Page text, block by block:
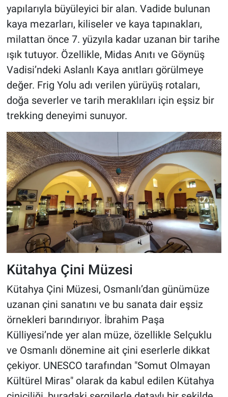
yapılarıyla büyüleyici bir alan. Vadide bulunan
kaya mezarları, kiliseler ve kaya tapınakları,
milattan önce 7. yüzyıla kadar uzanan bir tarihe
ışık tutuyor. Özellikle, Midas Anıtı ve Göynüş
Vadisi’ndeki Aslanlı Kaya anıtları görülmeye
değer. Frig Yolu adı verilen yürüyüş rotaları,
doğa severler ve tarih meraklıları için eşsiz bir
trekking deneyimi sunuyor.
Kütahya Çini Müzesi
Kütahya Çini Müzesi, Osmanlı’dan günümüze
uzanan çini sanatını ve bu sanata dair eşsiz
örnekleri barındırıyor. İbrahim Paşa
Külliyesi’nde yer alan müze, özellikle Selçuklu
ve Osmanlı dönemine ait çini eserlerle dikkat
çekiyor. UNESCO tarafından "Somut Olmayan
Kültürel Miras" olarak da kabul edilen Kütahya